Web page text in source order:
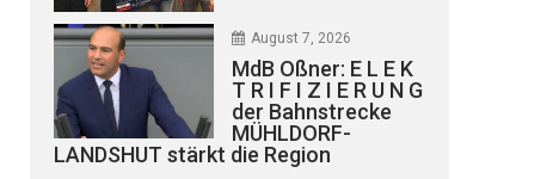
August 7, 2026
MdB Oßner: E L E K
T R I F I Z I E R U N G
der Bahnstrecke
MÜHLDORF-
LANDSHUT stärkt die Region